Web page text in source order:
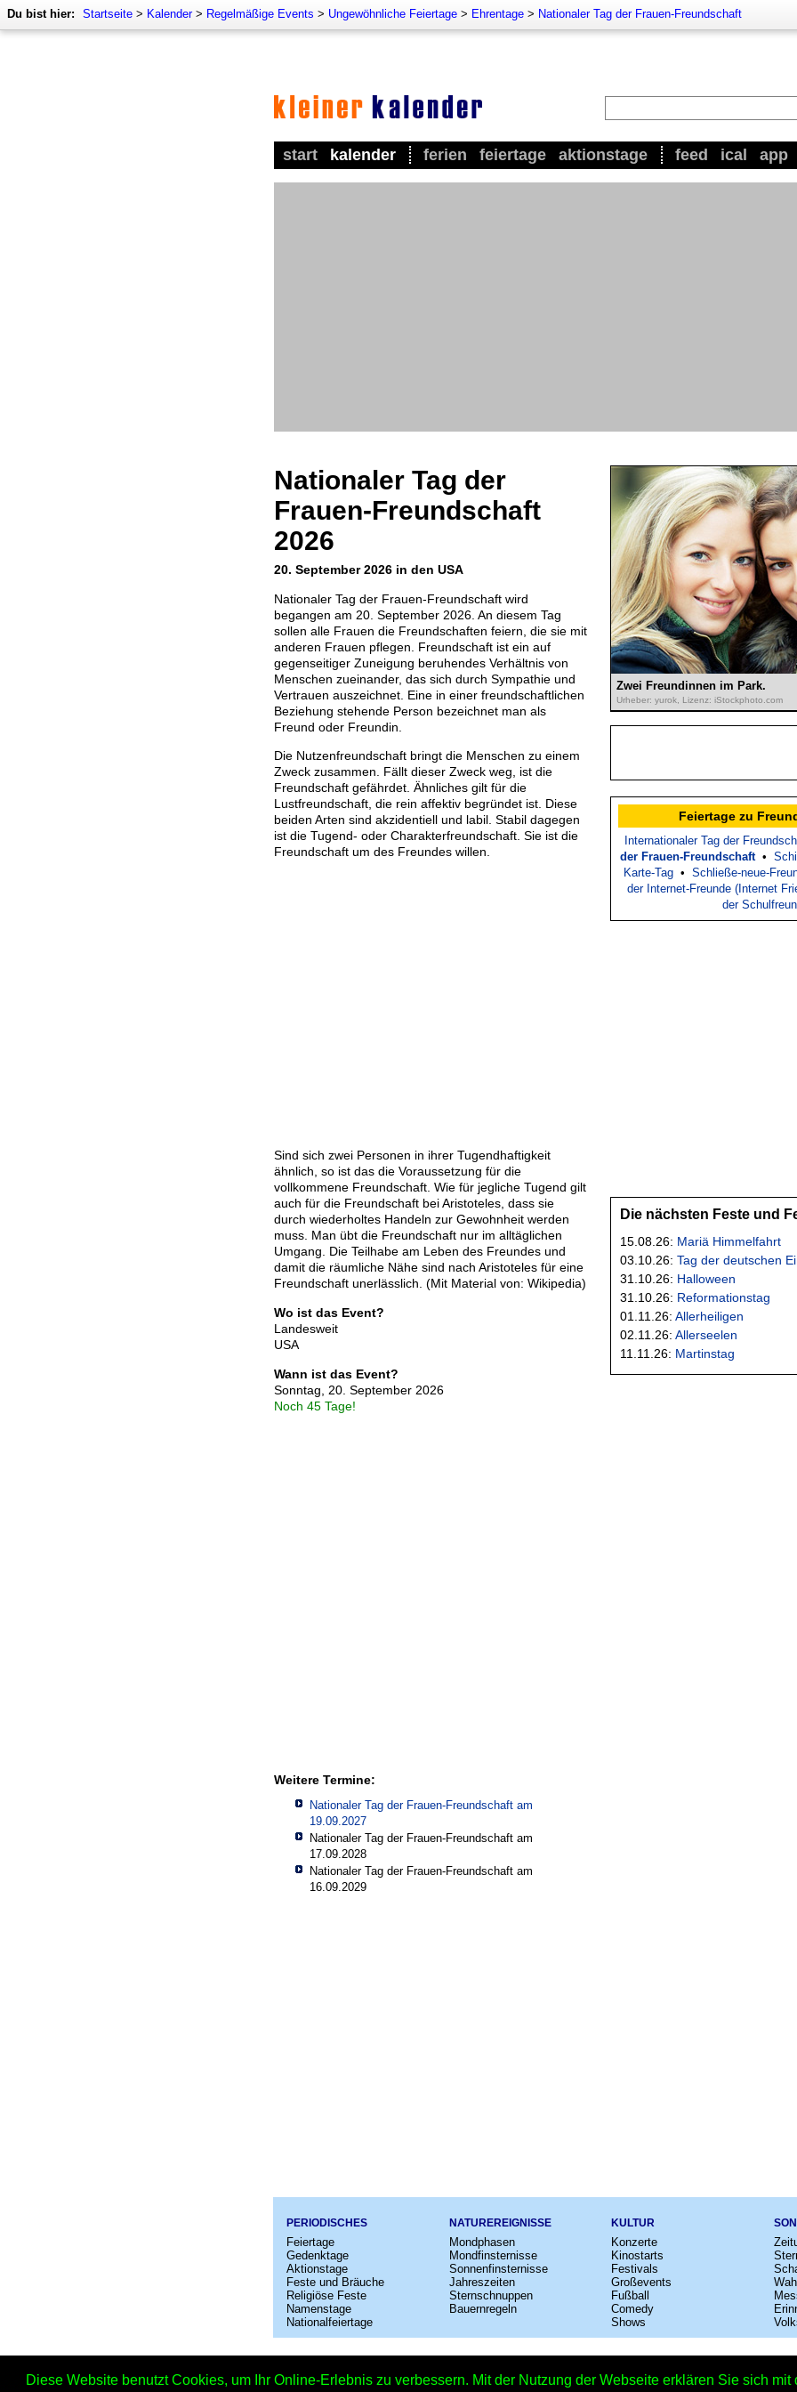
Diese Website benutzt Cookies, um Ihr Online-Erlebnis zu verbessern. Mit der Nutzung der Webseite erklären Sie sich
Du bist hier: Startseite > Kalender> Regelmäßige Events > Ungewöhnliche Feiertage > Ehrentage > Nationaler Tag der Frauen-Freundschaft
start kalender ferien feiertage aktionstage feed ical app
Nationaler Tag der
Frauen-Freundschaft
2026
20. September 2026 in den USA
Zwei Freundinnen im Park.
Urheber: yurok, Lizenz: iStockphoto.com
Nationaler Tag der Frauen-Freundschaft wird
begangen am 20. September 2026. An diesem Tag
sollen alle Frauen die Freundschaften feiern, die sie mit
anderen Frauen pflegen. Freundschaft ist ein auf
gegenseitiger Zuneigung beruhendes Verhältnis von
Menschen zueinander, das sich durch Sympathie und
Vertrauen auszeichnet. Eine in einer freundschaftlichen
Beziehung stehende Person bezeichnet man als
Freund oder Freundin.
Die Nutzenfreundschaft bringt die Menschen zu einem
Zweck zusammen. Fällt dieser Zweck weg, ist die
Freundschaft gefährdet. Ähnliches gilt für die
Lustfreundschaft, die rein affektiv begründet ist. Diese
beiden Arten sind akzidentiell und labil. Stabil dagegen
ist die Tugend- oder Charakterfreundschaft. Sie ist die
Freundschaft um des Freundes willen.
Sind sich zwei Personen in ihrer Tugendhaftigkeit
ähnlich, so ist das die Voraussetzung für die
vollkommene Freundschaft. Wie für jegliche Tugend gilt
auch für die Freundschaft bei Aristoteles, dass sie
durch wiederholtes Handeln zur Gewohnheit werden
muss. Man übt die Freundschaft nur im alltäglichen
Umgang. Die Teilhabe am Leben des Freundes und
damit die räumliche Nähe sind nach Aristoteles für eine
Freundschaft unerlässlich. (Mit Material von: Wikipedia)
Wo ist das Event?
Landesweit
USA
Wann ist das Event?
Sonntag, 20. September 2026
Noch 45 Tage!
Weitere Termine:
Nationaler Tag der Frauen-Freundschaft am
19.09.2027
Nationaler Tag der Frauen-Freundschaft am
17.09.2028
Nationaler Tag der Frauen-Freundschaft am
16.09.2029
Feiertage zu
Internationaler Tag der
der Frauen-Freundschaft•
Karte-Tag• Schließe-neue-
der Internet-Freunde (Internet
der
Die nächsten Feste und
15.08.26: Mariä Himmelfahrt
03.10.26: Tag der deutschen
31.10.26: Halloween
31.10.26: Reformationstag
01.11.26: Allerheiligen
02.11.26: Allerseelen
11.11.26: Martinstag
PERIODISCHES
Feiertage
Gedenktage
Aktionstage
Feste und Bräuche
Religiöse Feste
Namenstage
Nationalfeiertage
NATUREREIGNISSE
Mondphasen
Mondfinsternisse
Sonnenfinsternisse
Jahreszeiten
Sternschnuppen
Bauernregeln
KULTUR
Konzerte
Kinostarts
Festivals
Großevents
Fußball
Comedy
Shows
Nationaler Tag der Frauen-Freundschaft 2026 - 20.09.2026 – Copyright © 2026 Kleiner